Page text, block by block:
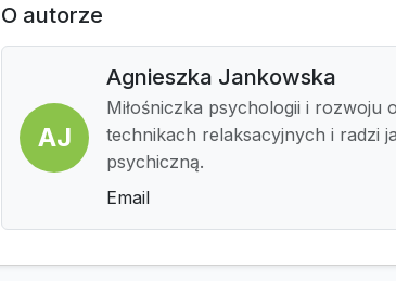
O autorze
AJ
Agnieszka Jankowska
Miłośniczka psychologii i rozwoju
technikach relaksacyjnych i radzi
psychiczną.
Email